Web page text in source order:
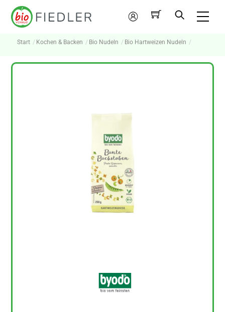
Skip
Mein
Konto
Start Kochen & Backen Bio Nudeln Bio Hartweizen Nudeln